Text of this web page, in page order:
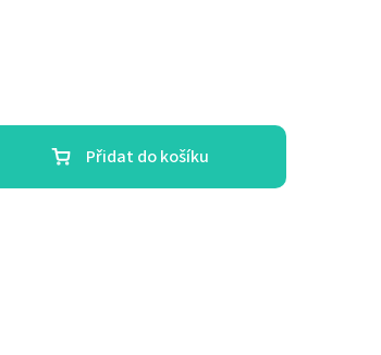
Přidat do košíku